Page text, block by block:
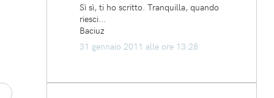
Sì sì, ti ho scritto. Tranquilla, quando
riesci...
Baciuz
31 gennaio 2011 alle ore 13:28